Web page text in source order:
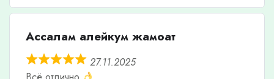
Ассалам алейкум жамоат
27.11.2025